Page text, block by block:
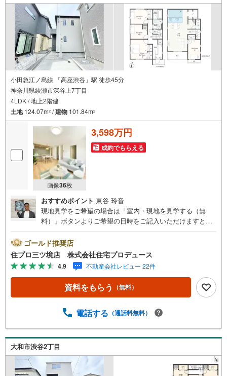
小田急江ノ島線 「高座渋谷」駅 徒歩45分
神奈川県綾瀬市深谷上7丁目
4LDK / 地上2階建
土地124.07m2 /建物 101.84m2
画像36枚
3,598万円
成約でもらえる
おすすめポイント 東谷 玲音
現地見学をご希望の場合は「室内・現地を見学する（無
料）」ボタンよりご希望の日時をご記入いただけますとス
間市エリアに強い！ 住プロは、大和市・綾瀬市・座間市エ
リアの不動産売買専門会社です！最新物件情報や当社限定
で販売する物件情報も多数ございますので、お気軽にお問
合せ下さい！ -------------- 弊社独自の住宅ローン提案システ
ム 弊社ではファイナンシャル専門スタッフによる【丁寧な
資金アドバイス】【ファイナンシャルプラン提案書の作
【定年時の住宅ローン残高】【住宅購入者だけが加入でき
ナス】これから多くなる【教育費】住宅を買った後から始
まる【住宅ローン返済】65歳以上から必要になる【老後の
費用負担】住宅探しの【このタイミング】で不安な部分を
明確にしていきませんか？？ --------------
ゴールド推奨店
住プロ三ツ境店 株式会社住宅プロデュース
4.9 不動産会社レビュー 22件
資料をもらう （無料）
電話する （通話料無料）
大和市渋谷2丁目